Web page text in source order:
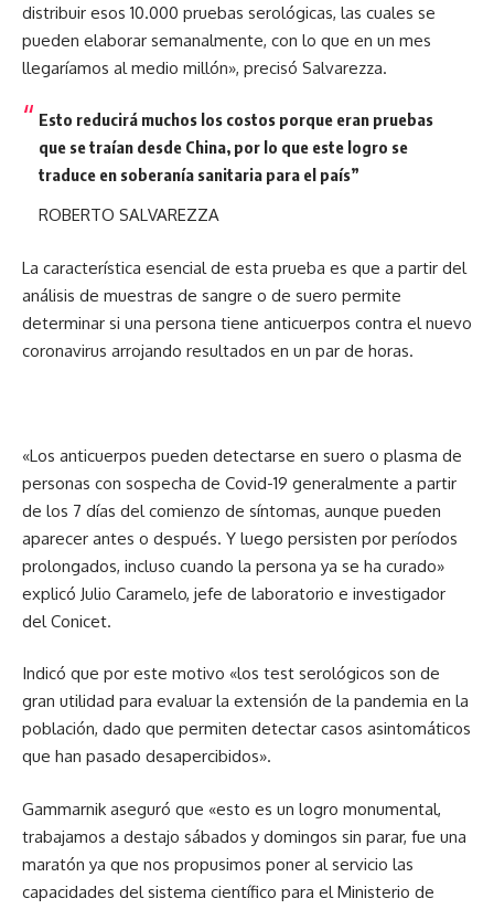
distribuir esos 10.000 pruebas serológicas, las cuales se
pueden elaborar semanalmente, con lo que en un mes
llegaríamos al medio millón», precisó Salvarezza.
Esto reducirá muchos los costos porque eran pruebas
que se traían desde China, por lo que este logro se
traduce en soberanía sanitaria para el país”
ROBERTO SALVAREZZA
La característica esencial de esta prueba es que a partir del
análisis de muestras de sangre o de suero permite
determinar si una persona tiene anticuerpos contra el nuevo
coronavirus arrojando resultados en un par de horas.
«Los anticuerpos pueden detectarse en suero o plasma de
personas con sospecha de Covid-19 generalmente a partir
de los 7 días del comienzo de síntomas, aunque pueden
aparecer antes o después. Y luego persisten por períodos
prolongados, incluso cuando la persona ya se ha curado»
explicó Julio Caramelo, jefe de laboratorio e investigador
del Conicet.
Indicó que por este motivo «los test serológicos son de
gran utilidad para evaluar la extensión de la pandemia en la
población, dado que permiten detectar casos asintomáticos
que han pasado desapercibidos».
Gammarnik aseguró que «esto es un logro monumental,
trabajamos a destajo sábados y domingos sin parar, fue una
maratón ya que nos propusimos poner al servicio las
capacidades del sistema científico para el Ministerio de